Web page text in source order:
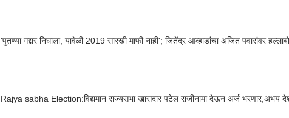
'पुतण्या गद्दार निघाला, यावेळी 2019 सारखी माफी नाही'; जितेंद्र आव्हाडांचा अजित पवारांवर
Rajya sabha Election:विद्यमान राज्यसभा खासदार पटेल राजीनामा देऊन अर्ज भरणार,अभय